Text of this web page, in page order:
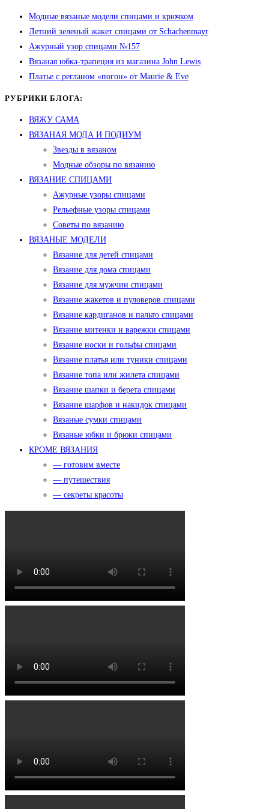
Модные вязаные модели спицами и крючком
Летний зеленый жакет спицами от Schachenmayr
Ажурный узор спицами №157
Вязаная юбка-трапеция из магазина John Lewis
Платье с регланом «погон» от Maurie & Eve
РУБРИКИ БЛОГА:
ВЯЖУ САМА
ВЯЗАНАЯ МОДА И ПОДИУМ
Звезды в вязаном
Модные обзоры по вязанию
ВЯЗАНИЕ СПИЦАМИ
Ажурные узоры спицами
Рельефные узоры спицами
Советы по вязанию
ВЯЗАНЫЕ МОДЕЛИ
Вязание для детей спицами
Вязание для дома спицами
Вязание для мужчин спицами
Вязание жакетов и пуловеров спицами
Вязание кардиганов и пальто спицами
Вязание митенки и варежки спицами
Вязание носки и гольфы спицами
Вязание платья или туники спицами
Вязание топа или жилета спицами
Вязание шапки и берета спицами
Вязание шарфов и накидок спицами
Вязаные сумки спицами
Вязаные юбки и брюки спицами
КРОМЕ ВЯЗАНИЯ
— готовим вместе
— путешествия
— секреты красоты